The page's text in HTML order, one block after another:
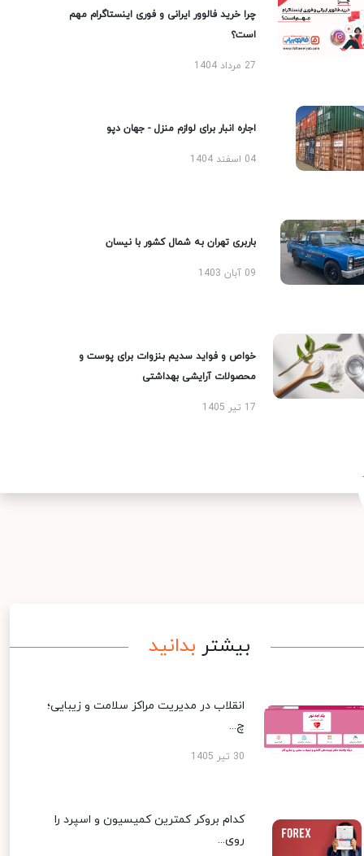
چرا خرید فالوور ایرانی و فوری اینستاگرام مهم
است؟
27 مرداد 1404
اجاره انبار برای لوازم منزل - جهان دپو
04 اسفند 1404
باربری تهران به شمال کشور با نیسان
09 آبان 1403
خواص و فواید سدیم بنزوات برای پوست و
محصولات آرایشی بهداشتی
17 تیر 1405
بیشتر بدانید
انقلاب در مدیریت مراکز سلامت و زیبایی؛
چ...
30 تیر 1405
کدام بروکر کمترین کمیسیون و اسپرد را
روی...